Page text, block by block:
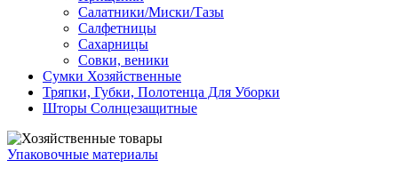
Салатники/Миски/Тазы
Салфетницы
Сахарницы
Совки, веники
Сумки Хозяйственные
Тряпки, Губки, Полотенца Для Уборки
Шторы Солнцезащитные
Упаковочные материалы